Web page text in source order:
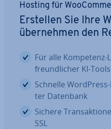
Hosting für
Erstellen Sie Ihre
über­neh­men den
Für alle
freund­li­cher KI-Tools
Schnelle
ter Datenbank
Sichere
SSL